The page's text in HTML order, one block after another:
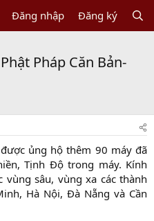
Đăng nhập Đăng ký
Pháp Căn Bản-
ủng hộ thêm 90 máy đã
Tịnh Độ trong máy. Kính
sâu, vùng xa các thành
Hà Nội, Đà Nẵng và Cần